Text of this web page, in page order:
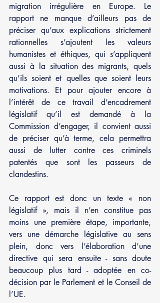
migration irrégulière en Europe. Le
rapport ne manque d’ailleurs pas de
préciser qu’aux explications strictement
rationnelles s’ajoutent les valeurs
humanistes et éthiques, qui s’appliquent
aussi à la situation des migrants, quels
qu’ils soient et quelles que soient leurs
motivations. Et pour ajouter encore à
l’intérêt de ce travail d’encadrement
législatif qu’il est demandé à la
Commission d’engager, il convient aussi
de préciser qu’à terme, cela permettra
aussi de lutter contre ces criminels
patentés que sont les passeurs de
clandestins.
Ce rapport est donc un texte « non
législatif », mais il n’en constitue pas
moins une première étape, importante,
vers une démarche législative au sens
plein, donc vers l’élaboration d’une
directive qui sera ensuite - sans doute
beaucoup plus tard - adoptée en co-
décision par le Parlement et le Conseil de
l’UE.